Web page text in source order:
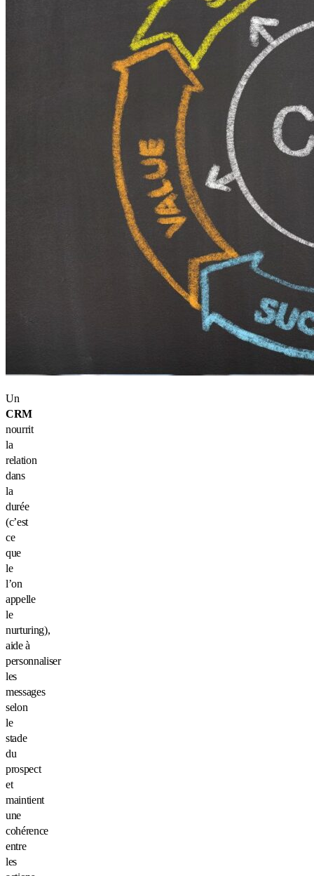
Un
CRM
nourrit
la
relation
dans
la
durée
(c’est
ce
que
le
l’on
appelle
le
nurturing),
aide à
personnaliser
les
messages
selon
le
stade
du
prospect
et
maintient
une
cohérence
entre
les